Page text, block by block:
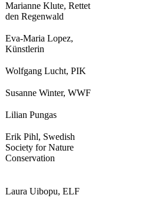
Marianne Klute, Rettet
den Regenwald
Eva-Maria Lopez,
Künstlerin
Wolfgang Lucht, PIK
Susanne Winter, WWF
Lilian Pungas
Erik Pihl, Swedish
Society for Nature
Conservation
Laura Uibopu, ELF